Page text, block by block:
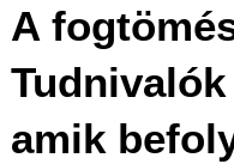
A
amik